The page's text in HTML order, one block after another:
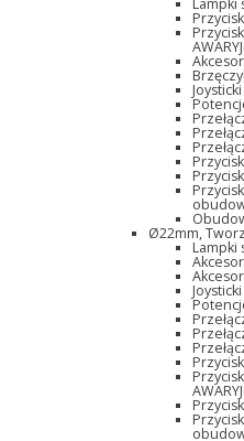
Lampki
Joysticki
Ø22mm,
Lampki
Joysticki